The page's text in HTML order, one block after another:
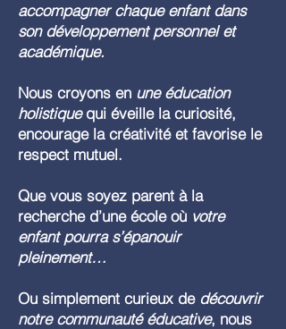
accompagner chaque enfant dans
son développement personnel et
académique.
Nous croyons en une éducation
holistiquequi éveille la curiosité,
encourage la créativité et favorise le
respect mutuel.
Que vous soyez parent à la
recherche d’une école où votre
enfant pourra s’épanouir
pleinement…
Ou simplement curieux de découvrir
notre communauté éducative, nous